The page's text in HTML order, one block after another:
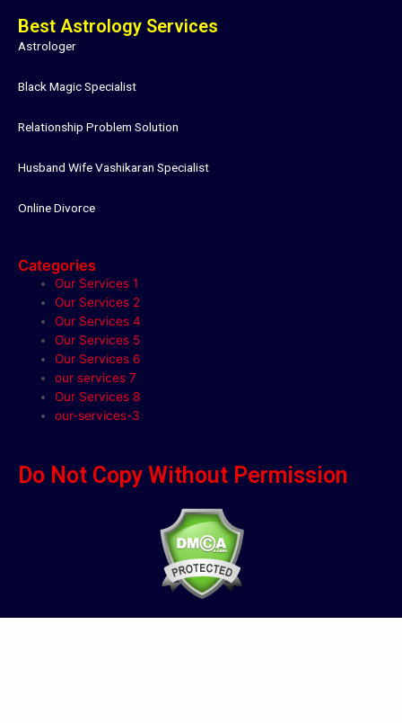
Best Astrology Services
Astrologer
Black Magic Specialist
Relationship Problem Solution
Husband Wife Vashikaran Specialist
Online Divorce
Categories
Our Services 1
Our Services 2
Our Services 4
Our Services 5
Our Services 6
our services 7
Our Services 8
our-services-3
Do Not Copy Without Permission